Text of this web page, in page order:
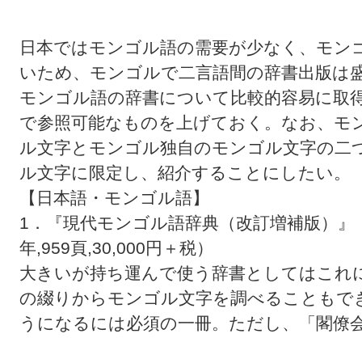
日本ではモンゴル語の需要が少なく、モン
いため、モンゴルで二言語間の辞書出版は
モンゴル語の辞書について比較的容易に取
で参照可能なものを上げておく。なお、
ル文字とモンゴル独自のモンゴル文字の
ル文字に限定し、紹介することにしたい。
【日本語・モンゴル語】
1．『現代モンゴル語辞典（改訂増補版）
年,959頁,30,000円＋税）
大きいが持ち運んで使う辞書としてはこれ
の綴りからモンゴル文字を調べることも
うになるには必須の一冊。ただし、「閣僚